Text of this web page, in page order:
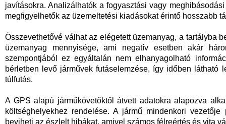
javításokra. Analizálhatók a fogyasztási vagy
megfigyelhetők az üzemeltetési kiadásokat érintő hosszabb
Összevethetővé válhat az elégetett üzemanyag, a tartályba
üzemanyag mennyisége, ami negatív esetben akár
szempontjából ez egyáltalán nem elhanyagolható
bérletben levő járművek futáselemzése, így időben látható
túlfutás.
A GPS alapú járműkövetőktől átvett adatokra alapozva
költséghelyekhez rendelése. A jármű mindenkori
beviheti az észlelt hibákat, amivel számos félreértés és vita